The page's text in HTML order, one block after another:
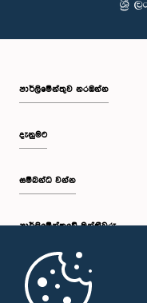
පාර්ලි‌මේන්තුව නරඹන්න
දැනුමට
සම්බන්ධ වන්න
පාර්ලි‌මේන්තුවේ මන්ත්‍රීවරු
මුල් පිටුව